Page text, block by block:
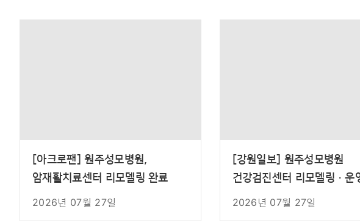
[아크로팬] 원주성모병원,
암재활치료센터 리모델링 완료
2026년 07월 27일
[강원일보] 원주성모병원
건강검진센터 리모델링·운
시작
2026년 07월 27일